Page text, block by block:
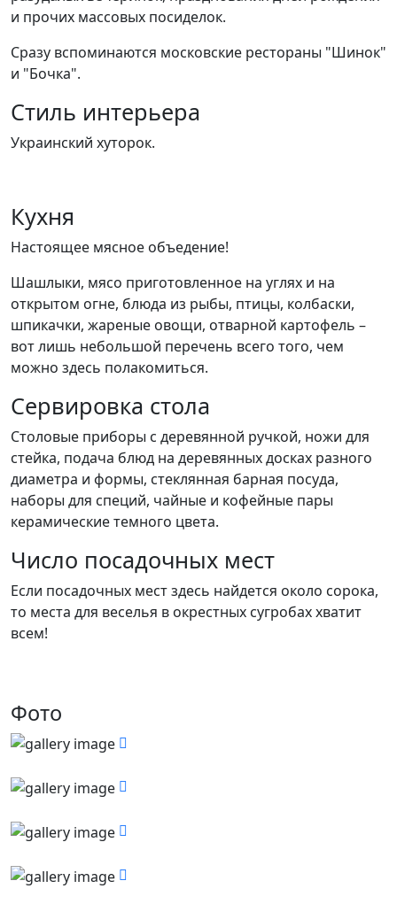
и прочих массовых посиделок.
Сразу вспоминаются московские рестораны "Шинок"
и "Бочка".
Стиль интерьера
Украинский хуторок.
Кухня
Настоящее мясное объедение!
Шашлыки, мясо приготовленное на углях и на
открытом огне, блюда из рыбы, птицы, колбаски,
шпикачки, жареные овощи, отварной картофель –
вот лишь небольшой перечень всего того, чем
можно здесь полакомиться.
Сервировка стола
Cтоловые приборы с деревянной ручкой, ножи для
стейка, подача блюд на деревянных досках разного
диаметра и формы, стеклянная барная посуда,
наборы для специй, чайные и кофейные пары
керамические темного цвета.
Число посадочных мест
Если посадочных мест здесь найдется около сорока,
то места для веселья в окрестных сугробах хватит
всем!
Фото